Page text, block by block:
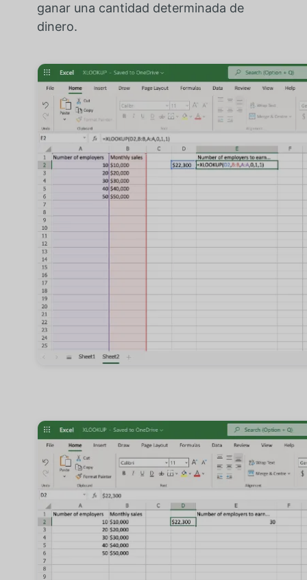
ganar una cantidad determinada de
dinero.